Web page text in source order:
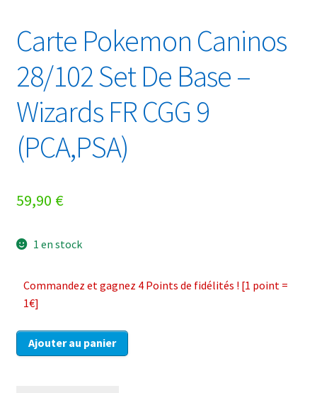
Carte Pokemon Caninos
28/102 Set De Base –
Wizards FR CGG 9
(PCA,PSA)
59,90 €
1 en stock
Commandez et gagnez 4 Points de fidélités ! [1 point =
1€]
quantité
de
Ajouter au panier